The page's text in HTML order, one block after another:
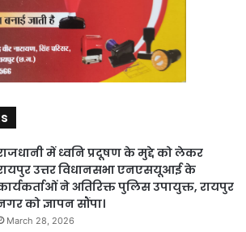
में ध्वनि प्रदूषण के मुद्दे को लेकर
उत्तर विधानसभा एनएसयूआई के
ने अतिरिक्त पुलिस उपायुक्त, रायपुर
को ज्ञापन सौंपा।
March 28, 2026